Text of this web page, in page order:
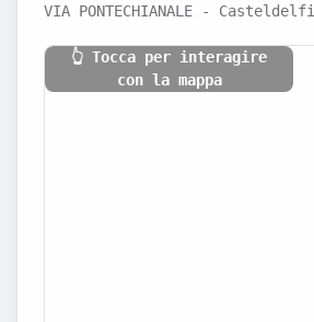
VIA PONTECHIANALE -
👆 Tocca per interagire
con la mappa